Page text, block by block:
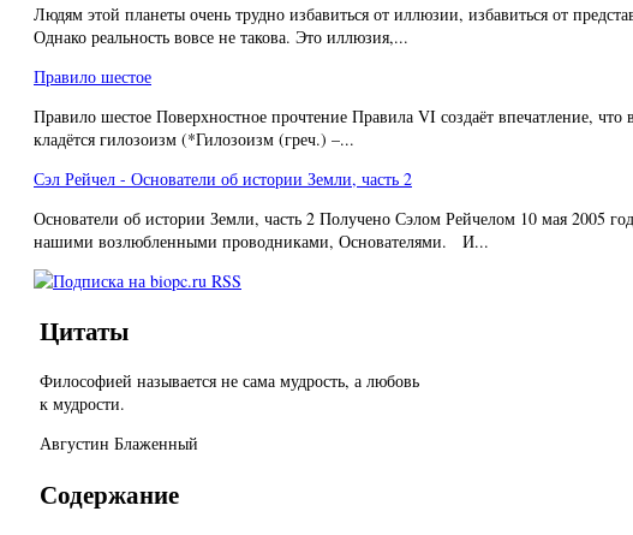
Людям этой планеты очень трудно избавиться от иллюзии, избавиться от
Однако реальность вовсе не такова. Это иллюзия,...
Правило шестое
Правило шестое Поверхностное прочтение Правила VI создаёт впечатление,
кладётся гилозоизм (*Гилозоизм (греч.) –...
Сэл Рейчел - Основатели об истории Земли, часть 2
Основатели об истории Земли, часть 2 Получено Сэлом Рейчелом 10 мая
нашими возлюбленными проводниками, Основателями. И...
Цитаты
Философией называется не сама мудрость, а любовь
к мудрости.
Августин Блаженный
Содержание